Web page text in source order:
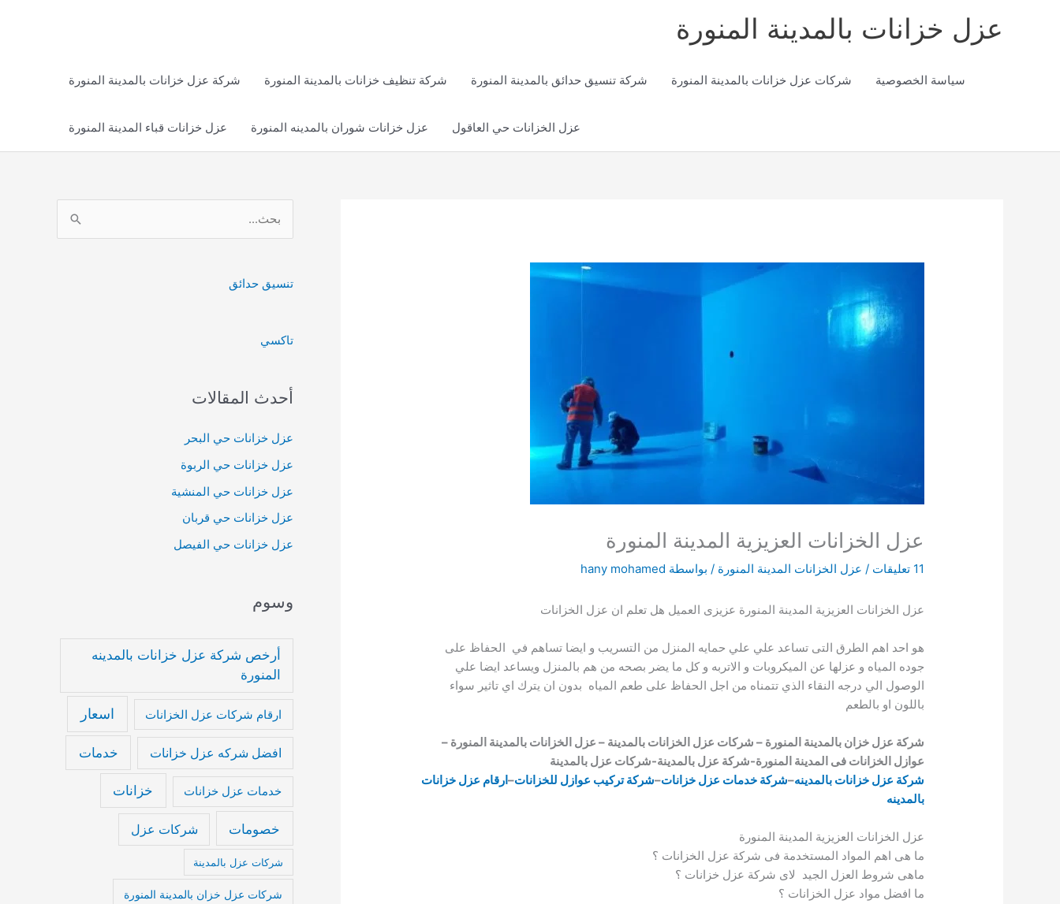
عزل خزانات بالمدينة المنورة
سياسة الخصوصية شركات عزل خزانات بالمدينة المنورة شركة تنسيق حدائق بالمدينة المنورة شركة تنظيف خزانات بالمدينة المنورة شركة عزل خزانات بالمدينة المنورة
عزل الخزانات حي العاقول عزل خزانات شوران بالمدينه المنورة عزل خزانات قباء المدينة المنورة
عزل الخزانات العزيزية المدينة المنورة
11 تعليقات / عزل الخزانات المدينة المنورة / بواسطة hany mohamed
عزل الخزانات العزيزية المدينة المنورة عزيزى العميل هل تعلم ان عزل الخزانات
هو احد اهم الطرق التى تساعد علي علي حمايه المنزل من التسريب و ايضا تساهم في الحفاظ على
جوده المياه و عزلها عن الميكروبات و الاتربه و كل ما يضر بصحه من هم بالمنزل ويساعد ايضا علي
الوصول الي درجه النقاء الذي تتمناه من اجل الحفاظ على طعم المياه بدون ان يترك اي تاثير سواء
باللون او بالطعم
شركة عزل خزان بالمدينة المنورة – شركات عزل الخزانات بالمدينة – عزل الخزانات بالمدينة المنورة –
عوازل الخزانات فى المدينة المنورة-شركة عزل بالمدينة-شركات عزل بالمدينة
شركة عزل خزانات بالمدينه–شركة خدمات عزل خزانات–شركة تركيب عوازل للخزانات–ارقام عزل خزانات
بالمدينه
عزل الخزانات العزيزية المدينة المنورة
ما هى اهم المواد المستخدمة فى شركة عزل الخزانات ؟
ماهى شروط العزل الجيد لاى شركة عزل خزانات ؟
ما افضل مواد عزل الخزانات ؟
ح
تنسيق حدائق
تاكسي
أحدث المقالات
عزل خزانات حي البحر
عزل خزانات حي الربوة
عزل خزانات حي المنشية
عزل خزانات حي قربان
عزل خزانات حي الفيصل
وسوم
أرخص شركة عزل خزانات بالمدينه
المنورة
ارقام شركات عزل الخزانات اسعار
افضل شركه عزل خزانات خدمات
خدمات عزل خزانات خزانات
خصومات شركات عزل
شركات عزل بالمدينة
شركات عزل خزان بالمدينة المنورة